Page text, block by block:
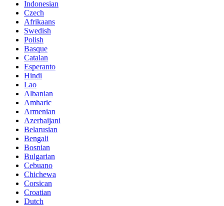
Indonesian
Czech
Afrikaans
Swedish
Polish
Basque
Catalan
Esperanto
Hindi
Lao
Albanian
Amharic
Armenian
Azerbaijani
Belarusian
Bengali
Bosnian
Bulgarian
Cebuano
Chichewa
Corsican
Croatian
Dutch